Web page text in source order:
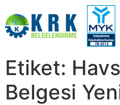
Etiket:
Belgesi